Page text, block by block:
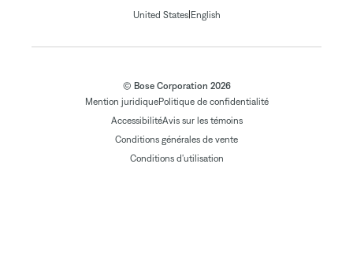
United States| English
© Bose Corporation 2026
Mention juridiquePolitique de confidentialité
AccessibilitéAvis sur les témoins
Conditions générales de vente
Conditions d'utilisation